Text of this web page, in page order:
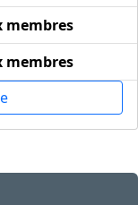
membres
membres